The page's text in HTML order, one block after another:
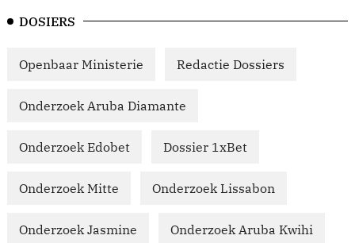
DOSIERS
Openbaar Ministerie Redactie Dossiers
Onderzoek Aruba Diamante
Onderzoek Edobet Dossier 1xBet
Onderzoek Mitte Onderzoek Lissabon
Onderzoek Jasmine Onderzoek Aruba Kwihi